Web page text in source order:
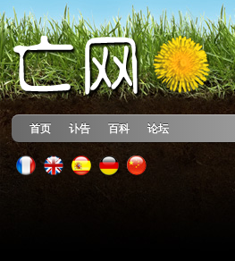
首页 讣告 百科 论坛